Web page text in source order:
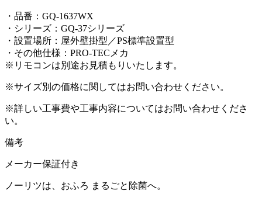
・品番：GQ-1637WX
・シリーズ：GQ-37シリーズ
・設置場所：屋外壁掛型／PS標準設置型
・その他仕様：PRO-TECメカ
※リモコンは別途お見積もりいたします。
※サイズ別の価格に関してはお問い合わせください。
※詳しい工事費や工事内容についてはお問い合わせくださ
い。
備考
メーカー保証付き
ノーリツは、おふろ まるごと除菌へ。